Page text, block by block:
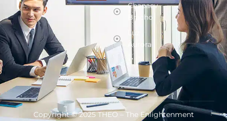
Chapaev
Bracho
Luz
Aurora
Copyright © 2025 THEO – The Enlightenment